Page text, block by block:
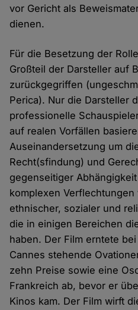
vor Gericht als
dienen.
Für die Besetzung der
Großteil der Darsteller auf
zurückgegriffen
Perica). Nur die Darsteller
professionelle
auf realen Vorfällen
Auseinandersetzung um
Recht(sfindung) und
gegenseitiger
komplexen
ethnischer, sozialer und
die in einigen Bereichen
haben. Der Film erntete
Cannes stehende
zehn Preise sowie eine
Frankreich ab, bevor er
Kinos kam. Der Film wirft